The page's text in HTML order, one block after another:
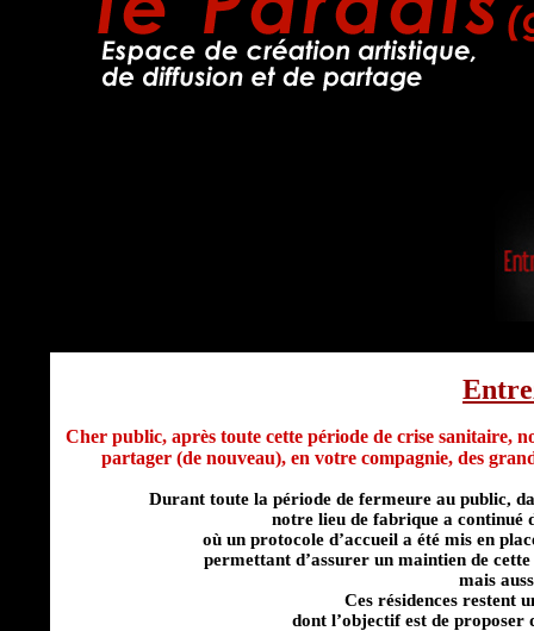
Cher public, après toute cette période de crise sanitaire,
partager (de nouveau), en votre compagnie, des
Durant toute la période de fermeure au public,
notre lieu de fabrique a continué
où un protocole d’accueil a été mis en
permettant d’assurer un maintien de
mais
Ces résidences restent
dont l’objectif est de proposer